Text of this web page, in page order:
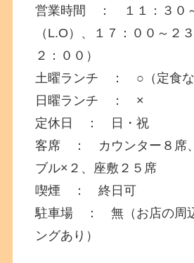
営業時間 ： １１：３０
（L.O）、１７：００～２
２：００）
土曜ランチ ： ○（定食な
日曜ランチ ： ×
定休日 ： 日・祝
客席 ： カウンター８席
ブル×２、座敷２５席
喫煙 ： 終日可
駐車場 ： 無（お店の周
ングあり）